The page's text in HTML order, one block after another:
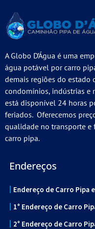
A Globo D’Água é uma
água potável por carro
demais regiões do estado
condomínios, indústrias e
está disponível 24 horas
feriados. Oferecemos
qualidade no transporte
carro pipa.
Endereços
Endereço de Carro Pipa
1° Endereço de Carro
2° Endereço de Carro